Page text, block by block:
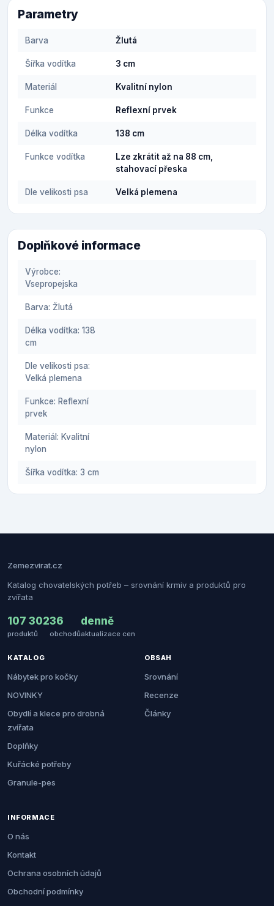
Parametry
Barva Žlutá
Šířka vodítka 3 cm
Materiál Kvalitní nylon
Funkce Reflexní prvek
Délka vodítka 138 cm
Funkce vodítka
Lze zkrátit až na 88 cm,
stahovací přeska
Dle velikosti psa Velká plemena
Doplňkové informace
Výrobce:
Vsepropejska
Barva: Žlutá
Délka vodítka: 138
cm
Dle velikosti psa:
Velká plemena
Funkce: Reflexní
prvek
Materiál: Kvalitní
nylon
Šířka vodítka: 3 cm
Zemezvirat.cz
Katalog chovatelských potřeb – srovnání krmiv a produktů pro
zvířata
107 302
produktů
36
obchodů
denně
aktualizace cen
KATALOG
Nábytek pro kočky
NOVINKY
Obydlí a klece pro drobná
zvířata
Doplňky
Kuřácké potřeby
Granule-pes
OBSAH
Srovnání
Recenze
Články
INFORMACE
O nás
Kontakt
Ochrana osobních údajů
Obchodní podmínky